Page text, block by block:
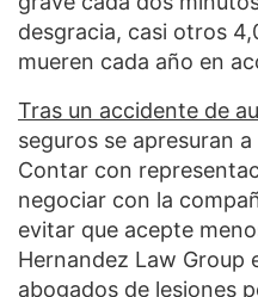
desgracia, casi otros
mueren cada año en
Tras un accidente de
seguros se apresuran
Contar con
negociar con la
evitar que acepte
Hernandez Law Group
abogados de lesiones